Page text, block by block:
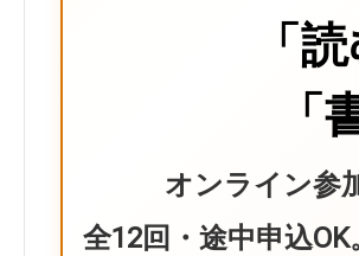
「
オンライン参
全12回・途中申込